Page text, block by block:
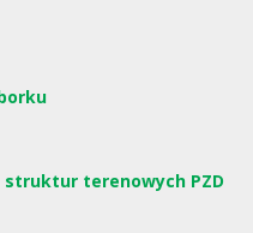
terenowych PZD